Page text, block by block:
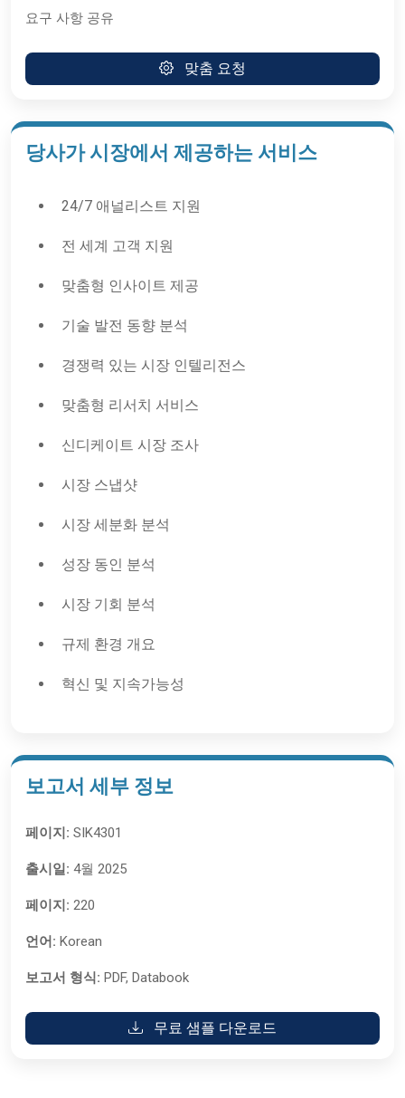
요구 사항 공유
맞춤 요청
당사가 시장에서 제공하는 서비스
24/7 애널리스트 지원
전 세계 고객 지원
맞춤형 인사이트 제공
기술 발전 동향 분석
경쟁력 있는 시장 인텔리전스
맞춤형 리서치 서비스
신디케이트 시장 조사
시장 스냅샷
시장 세분화 분석
성장 동인 분석
시장 기회 분석
규제 환경 개요
혁신 및 지속가능성
보고서 세부 정보
페이지: SIK4301
출시일: 4월 2025
페이지: 220
언어: Korean
보고서 형식: PDF, Databook
무료 샘플 다운로드